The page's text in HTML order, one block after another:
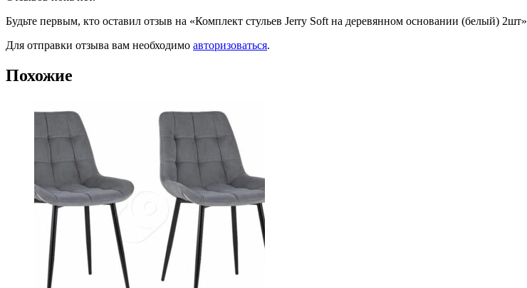
Будьте первым, кто оставил отзыв на «Комплект стульев Jerry Soft на деревянном основании (белый) 2шт»
Для отправки отзыва вам необходимо авторизоваться.
Похожие